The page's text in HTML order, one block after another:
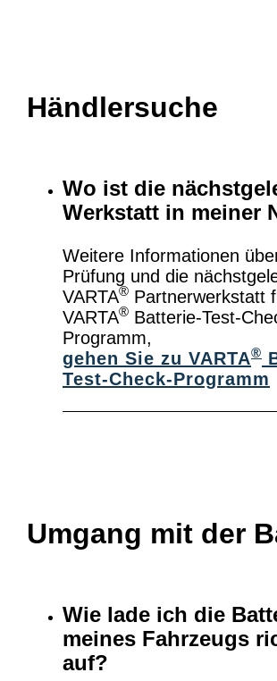
Händlersuche
Wo ist die
Werkstatt in meiner
Weitere Informationen
Prüfung und die
VARTA® Partnerwerkstatt
VARTA® Batterie-Test-
Programm,
gehen Sie zu VARTA®
Test-Check-Programm
Umgang mit der
Wie lade ich die
meines Fahrzeugs
auf?